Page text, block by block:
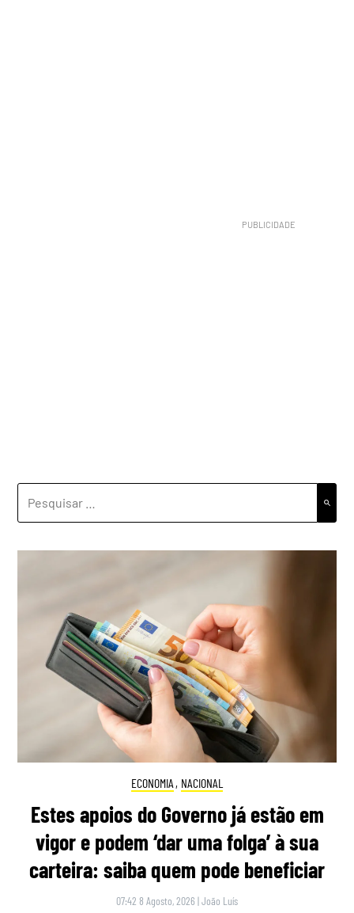
POR:
ECONOMIA , NACIONAL
Estes apoios do Governo já estão em
vigor e podem ‘dar uma folga’ à sua
carteira: saiba quem pode beneficiar
07:42 8 Agosto, 2026 |João Luís